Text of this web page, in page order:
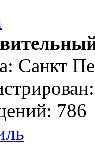
Санкт
786